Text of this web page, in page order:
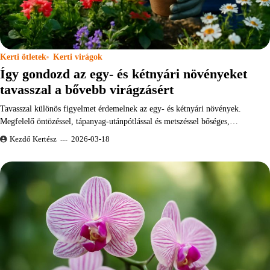
Kerti ötletek Kerti virágok
Így gondozd az egy- és kétnyári növényeket
tavasszal a bővebb virágzásért
Tavasszal különös figyelmet érdemelnek az egy- és kétnyári növények.
Megfelelő öntözéssel, tápanyag-utánpótlással és metszéssel bőséges,…
Kezdő Kertész 2026-03-18